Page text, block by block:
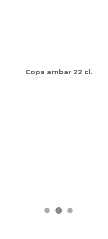
Copa ambar 22 cl.